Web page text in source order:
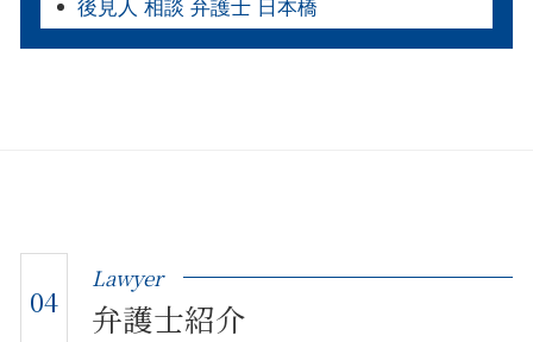
後見人 相談 弁護士 日本橋
04
Lawyer
弁護士紹介